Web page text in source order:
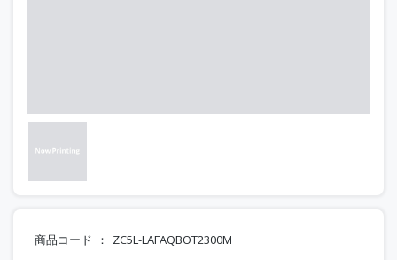
商品コード ZC5L-LAFAQBOT2300M